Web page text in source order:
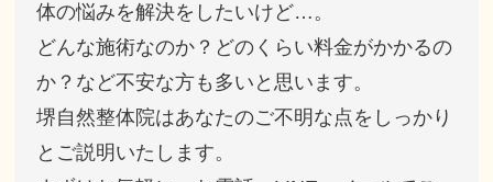
体の悩みを解決をしたいけど…。
どんな施術なのか？どのくらい料金がかかるの
か？など不安な方も多いと思います。
堺自然整体院はあなたのご不明な点をしっかり
とご説明いたします。